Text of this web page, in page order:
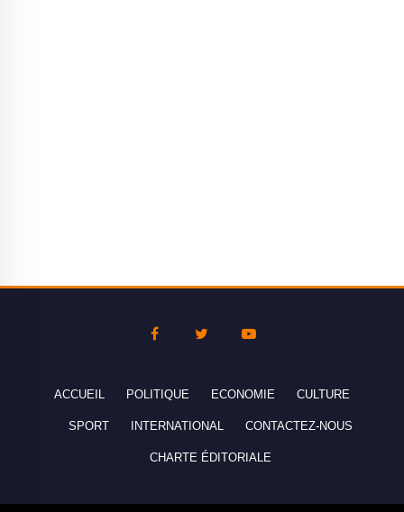
ACCUEIL POLITIQUE ECONOMIE CULTURE
SPORT INTERNATIONAL CONTACTEZ-NOUS
CHARTE ÉDITORIALE